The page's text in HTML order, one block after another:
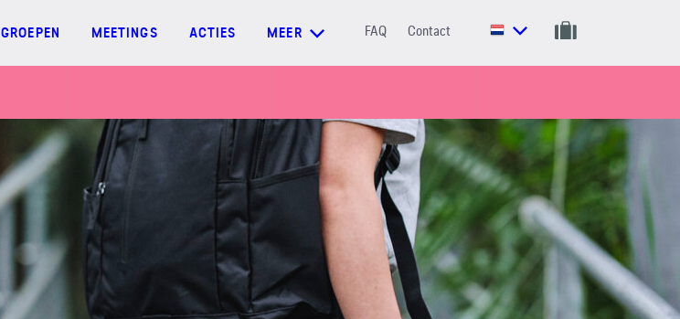
GROEPEN MEETINGS ACTIES MEER FAQ Contact